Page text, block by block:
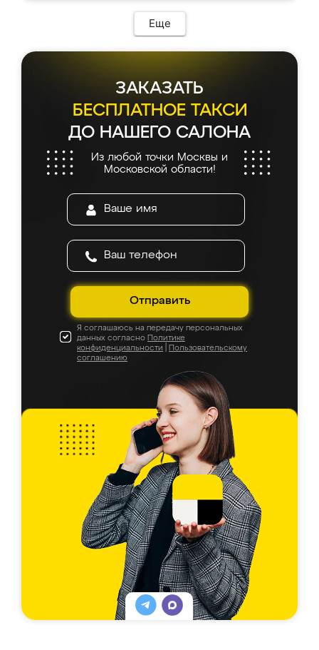
Еще
ЗАКАЗАТЬ
БЕСПЛАТНОЕ ТАКСИ
ДО НАШЕГО САЛОНА
Из любой точки Москвы и
Московской области!
Отправить
Я соглашаюсь на передачу персональных
данных согласно Политике
конфиденциальности
Пользовательскому
соглашению